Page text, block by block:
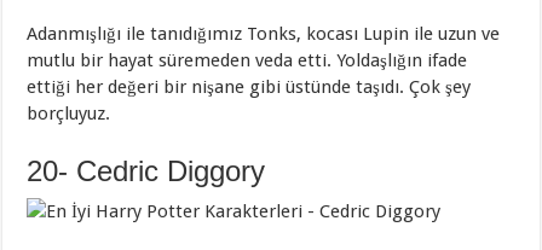
Adanmışlığı ile tanıdığımız Tonks, kocası Lupin ile uzun ve
mutlu bir hayat süremeden veda etti. Yoldaşlığın ifade
ettiği her değeri bir nişane gibi üstünde taşıdı. Çok şey
borçluyuz.
20- Cedric Diggory